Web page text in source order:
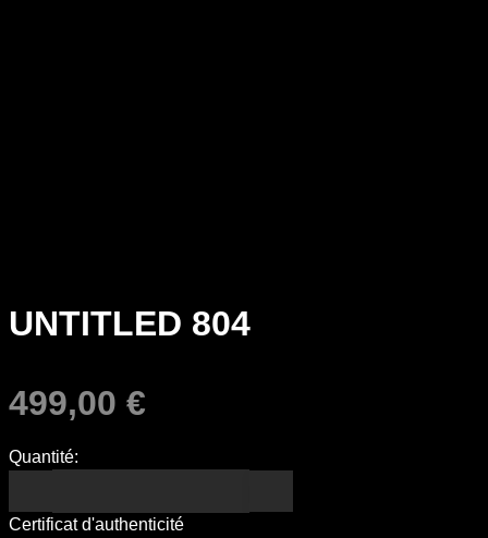
UNTITLED 804
499,00 €
Quantité:
Certificat d'authenticité